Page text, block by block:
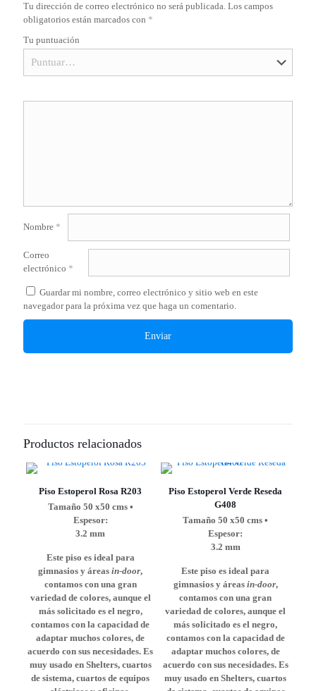
Tu dirección de correo electrónico no será publicada. Los campos
obligatorios están marcados con *
Tu puntuación
Nombre *
Correo
electrónico *
Guardar mi nombre, correo electrónico y sitio web en este
navegador para la próxima vez que haga un comentario.
Productos relacionados
Piso Estoperol Rosa R203
Tamaño 50 x50 cms •
Espesor:
3.2 mm
Este piso es ideal para
gimnasios y áreasin-door,
contamos con una gran
variedad de colores, aunque el
más solicitado es el negro,
contamos con la capacidad de
adaptar muchos colores, de
acuerdo con sus necesidades. Es
muy usado en Shelters, cuartos
de sistema, cuartos de equipos
Piso Estoperol Verde Reseda
G408
Tamaño 50 x50 cms •
Espesor:
3.2 mm
Este piso es ideal para
gimnasios y áreas in-door,
contamos con una gran
variedad de colores, aunque el
más solicitado es el negro,
contamos con la capacidad de
adaptar muchos colores, de
acuerdo con sus necesidades. Es
muy usado en Shelters, cuartos